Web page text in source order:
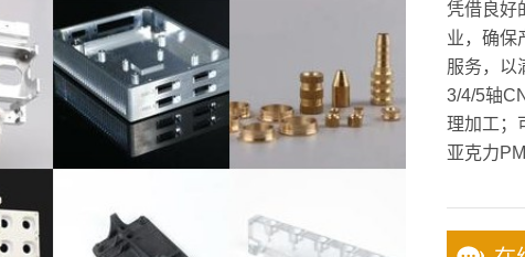
凭借良好
业，确保
服务，以
3/4/5轴
理加工；
亚克力